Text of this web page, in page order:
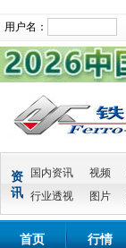
用户名：
资
讯
国内资讯 视频
行业透视
图片
首页 行情